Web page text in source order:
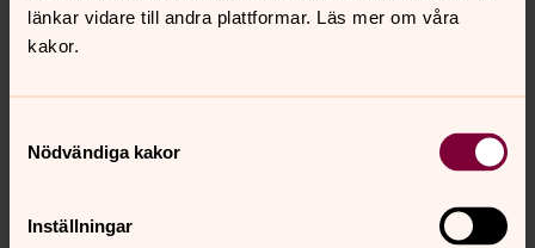
länkar vidare till andra plattformar. Läs mer om våra
kakor.
Nödvändiga kakor
Inställningar
Senast ändrad 18 juni 2026
innehåll?
Dela